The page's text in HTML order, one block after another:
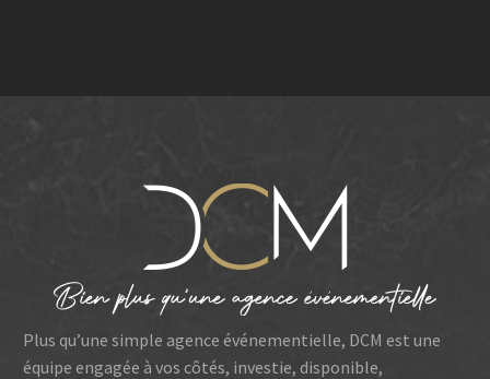
Plus qu’une simple agence événementielle, DCM est une
équipe engagée à vos côtés, investie, disponible,